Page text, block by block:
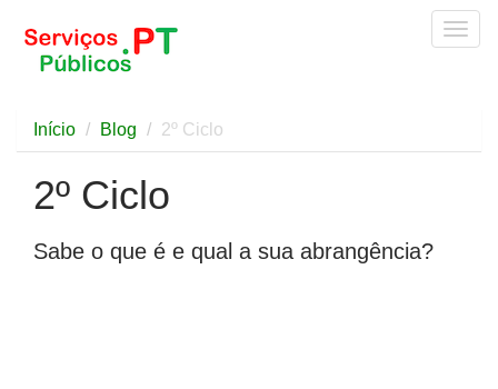
Início Blog 2º Ciclo
2º Ciclo
Sabe o que é e qual a sua abrangência?